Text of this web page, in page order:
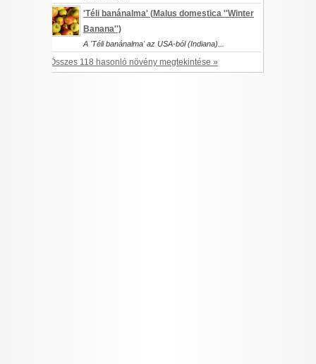
'Téli banánalma' (Malus domestica ''Winter
Banana'')
A 'Téli banánalma' az USA-ból (Indiana)...
Összes 118 hasonló növény megtekintése »